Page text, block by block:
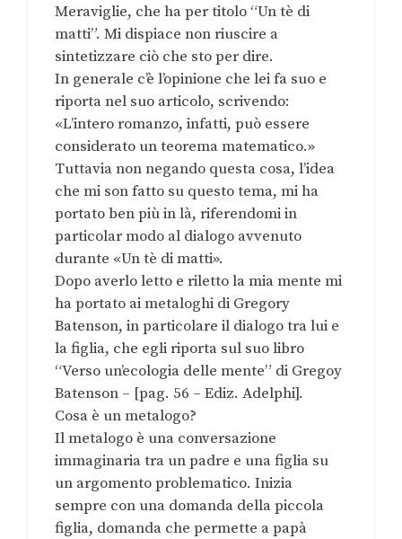
Meraviglie, che ha per titolo “Un tè di
matti”. Mi dispiace non riuscire a
sintetizzare ciò che sto per dire.
In generale c’è l’opinione che lei fa suo e
riporta nel suo articolo, scrivendo:
«L’intero romanzo, infatti, può essere
considerato un teorema matematico.»
Tuttavia non negando questa cosa, l’idea
che mi son fatto su questo tema, mi ha
portato ben più in là, riferendomi in
particolar modo al dialogo avvenuto
durante «Un tè di matti».
Dopo averlo letto e riletto la mia mente mi
ha portato ai metaloghi di Gregory
Batenson, in particolare il dialogo tra lui e
la figlia, che egli riporta sul suo libro
“Verso un’ecologia delle mente” di Gregoy
Batenson – [pag. 56 – Ediz. Adelphi].
Cosa è un metalogo?
Il metalogo è una conversazione
immaginaria tra un padre e una figlia su
un argomento problematico. Inizia
sempre con una domanda della piccola
figlia, domanda che permette a papà